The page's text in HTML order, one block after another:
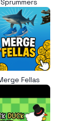
Sprummers
Fellas